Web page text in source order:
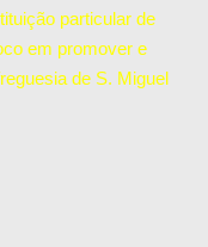
particular de
em promover e
de S. Miguel